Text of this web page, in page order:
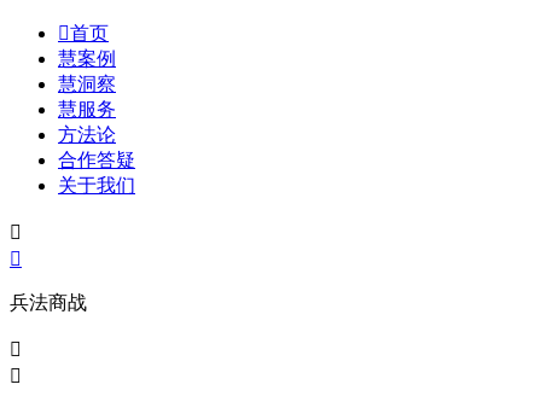
首页
慧案例
慧洞察
慧服务
方法论
合作答疑
关于我们


兵法商战

